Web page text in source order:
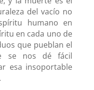
del vacío no
humano en
en cada uno de
que pueblan el
se nos dé fácil
esa insoportable